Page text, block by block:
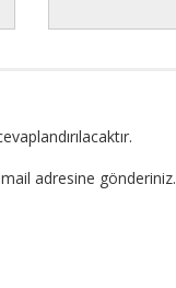
adresine gönderiniz.